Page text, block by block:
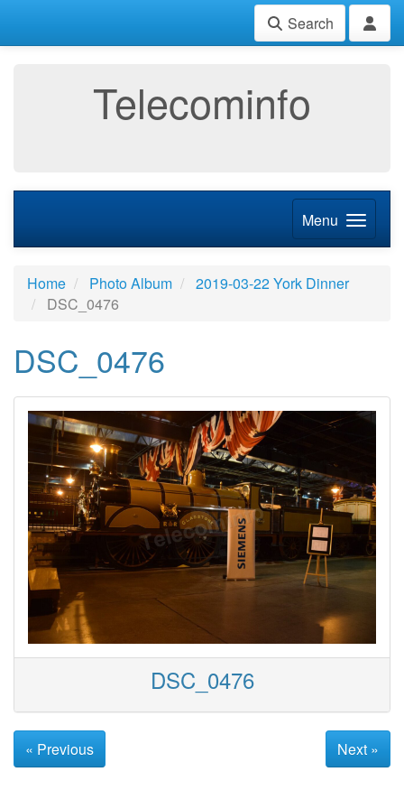
Search
Telecominfo
Menu
Home Photo Album
2019-03-22 York Dinner
DSC_0476
DSC_0476
DSC_0476
« Previous Next »